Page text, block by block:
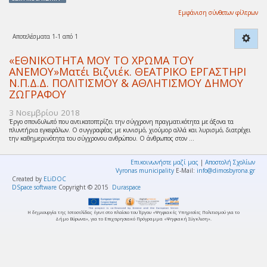
Εμφάνιση σύνθετων φίλτρων
Αποτελέσματα 1-1 από 1
«ΕΘΝΙΚΟΤΗΤΑ ΜΟΥ ΤΟ ΧΡΩΜΑ ΤΟΥ
ΑΝΕΜΟΥ»Ματέι Βιζνιέκ. ΘΕΑΤΡΙΚΟ ΕΡΓΑΣΤΗΡΙ
Ν.Π.Δ.Δ. ΠΟΛΙΤΙΣΜΟΥ & ΑΘΛΗΤΙΣΜΟΥ ΔΗΜΟΥ
ΖΩΓΡΑΦΟΥ
3 Νοεμβρίου 2018
Έργο σπονδυλωτό που αντικατοπτρίζει την σύγχρονη πραγματικότητα με άξονα τα
πλυντήρια εγκεφάλων. Ο συγγραφέας με κυνισμό, χιούμορ αλλά και λυρισμό, διατρέχει
την καθημερινότητα του σύγχρονου ανθρώπου. Ο άνθρωπος στον ...
Επικοινωνήστε μαζί μας | Αποστολή Σχολίων
Vyronas municipality E-Mail: info@dimosbyrona.gr
Created by ELiDOC
DSpace software Copyright © 2015 Duraspace
Η δημιουργία της Ιστοσελίδας έγινε στο πλαίσιο του Έργου «Ψηφιακές Υπηρεσίες Πολιτισμού για το
Δήμο Βύρωνα», για το Επιχειρησιακό Πρόγραμμα «Ψηφιακή Σύγκλιση».